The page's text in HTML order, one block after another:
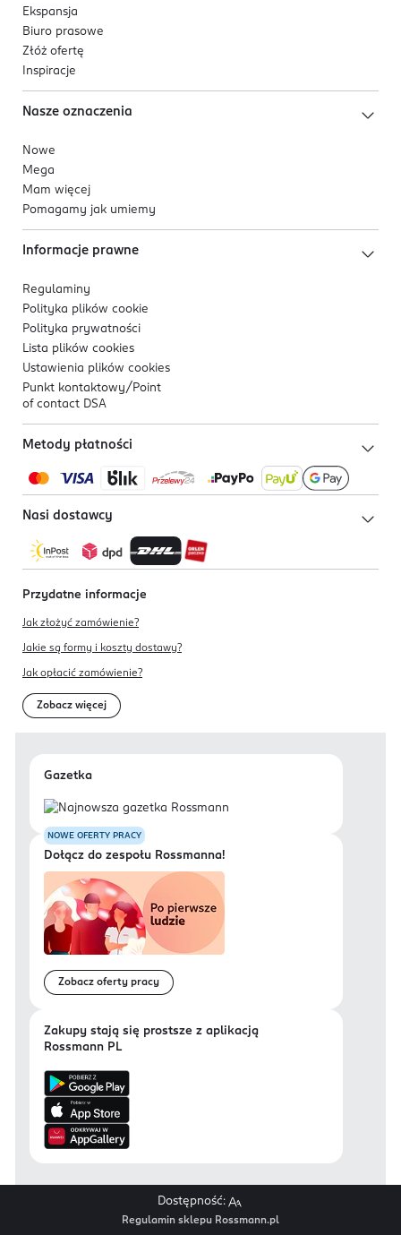
Ekspansja
Biuro prasowe
Złóż ofertę
Inspiracje
Nasze oznaczenia
Nowe
Mega
Mam więcej
Pomagamy jak umiemy
Informacje prawne
Regulaminy
Polityka plików cookie
Polityka prywatności
Lista plików cookies
Ustawienia plików cookies
Punkt kontaktowy/ Point
of contact DSA
Metody płatności
Nasi dostawcy
Przydatne informacje
Jak złożyć zamówienie?
Jakie są formy i koszty dostawy?
Jak opłacić zamówienie?
Zobacz więcej
Gazetka
NOWE OFERTY PRACY
Dołącz do zespołu Rossmanna!
Zobacz oferty pracy
Zakupy stają się prostsze z aplikacją
Rossmann PL
Dostępność:
Regulamin sklepu Rossmann.pl